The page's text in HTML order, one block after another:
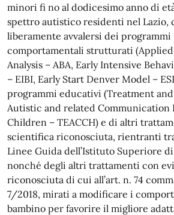
minori fi no al dodicesimo anno di
spettro autistico residenti nel Lazio,
liberamente avvalersi dei
comportamentali strutturati (Applied
Analysis – ABA, Early Intensive
– EIBI, Early Start Denver Model –
programmi educativi (Treatment
Autistic and related Communication
Children – TEACCH) e di altri
scientifica riconosciuta, rientranti
Linee Guida dell’Istituto Superiore di
nonché degli altri trattamenti con
riconosciuta di cui all’art. n. 74
7/2018, mirati a modificare i
bambino per favorire il migliore